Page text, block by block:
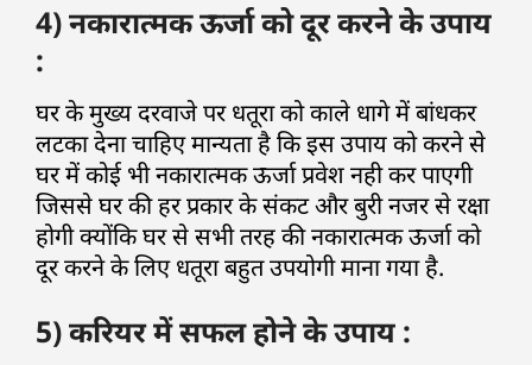
4) नकारात्मक ऊर्जा को दूर करने के उपाय
:
घर के मुख्य दरवाजे पर धतूरा को काले धागे में बांधकर
लटका देना चाहिए मान्यता है कि इस उपाय को करने से
घर में कोई भी नकारात्मक ऊर्जा प्रवेश नही कर पाएगी
जिससे घर की हर प्रकार के संकट और बुरी नजर से रक्षा
होगी क्योंकि घर से सभी तरह की नकारात्मक ऊर्जा को
दूर करने के लिए धतूरा बहुत उपयोगी माना गया है.
5) करियर में सफल होने के उपाय :